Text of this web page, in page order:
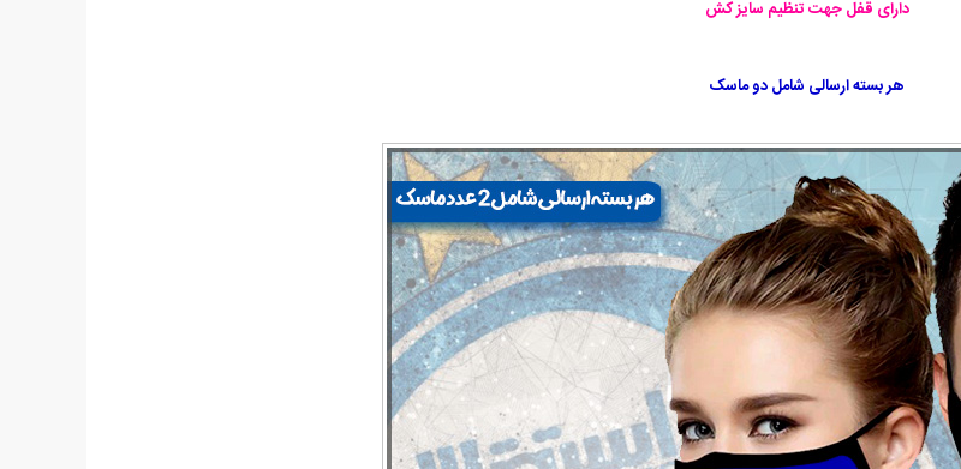
دارای قفل جهت تنظیم سایز کش
هر بسته ارسالی شامل دو ماسک